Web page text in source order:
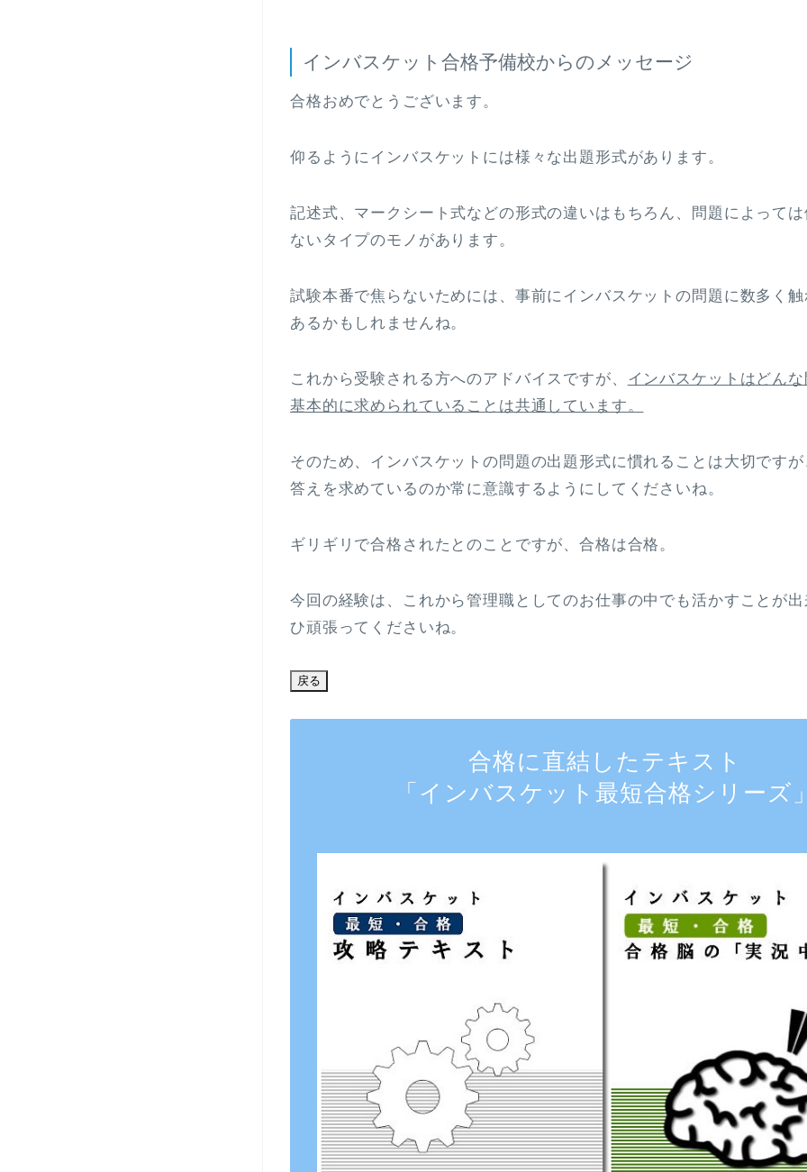
インバスケット合格予備校からのメッセージ
合格おめでとうございます。
仰るようにインバスケットには様々な出題形式があります。
記述式、マークシート式などの形式の違いはもちろん、問題によって
ないタイプのモノがあります。
試験本番で焦らないためには、事前にインバスケットの問題に数多く
あるかもしれませんね。
これから受験される方へのアドバイスですが、 インバスケットはどん
基本的に求められていることは共通しています。
そのため、インバスケットの問題の出題形式に慣れることは大切です
答えを求めているのか常に意識するようにしてくださいね。
ギリギリで合格されたとのことですが、合格は合格。
今回の経験は、これから管理職としてのお仕事の中でも活かすことが
ひ頑張ってくださいね。
合格に直結したテキスト
「インバスケット最短合格シリーズ